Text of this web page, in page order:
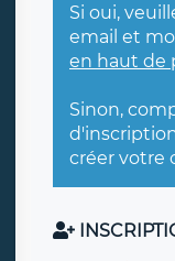
Si oui,
email et
en haut de
Sinon,
créer votre